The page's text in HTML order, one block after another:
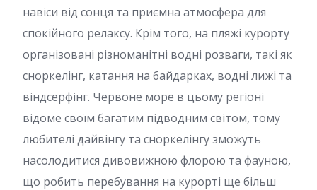
навіси від сонця та приємна атмосфера для
спокійного релаксу. Крім того, на пляжі курорту
організовані різноманітні водні розваги, такі як
сноркелінг, катання на байдарках, водні лижі та
віндсерфінг. Червоне море в цьому регіоні
відоме своїм багатим підводним світом, тому
любителі дайвінгу та сноркелінгу зможуть
насолодитися дивовижною флорою та фауною,
що робить перебування на курорті ще більш